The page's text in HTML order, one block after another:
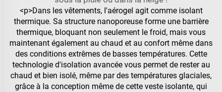
<p>Dans les vêtements, l'aérogel agit comme isolant
thermique. Sa structure nanoporeuse forme une barrière
thermique, bloquant non seulement le froid, mais vous
maintenant également au chaud et au confort même dans
des conditions extrêmes de basses températures. Cette
technologie d'isolation avancée vous permet de rester au
chaud et bien isolé, même par des températures glaciales,
grâce à la conception même de cette veste isolante, qui